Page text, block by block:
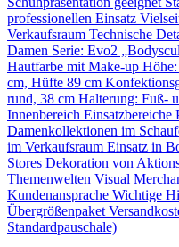
professionellen Einsatz
Verkaufsraum Technische
Damen Serie: Evo2
Hautfarbe mit Make-up
cm, Hüfte 89 cm
rund, 38 cm Halterung: Fuß-
Innenbereich Einsatzbereiche
Damenkollektionen im
im Verkaufsraum Einsatz in
Stores Dekoration von
Themenwelten Visual
Kundenansprache Wichtige
Übergrößenpaket
Standardpauschale)